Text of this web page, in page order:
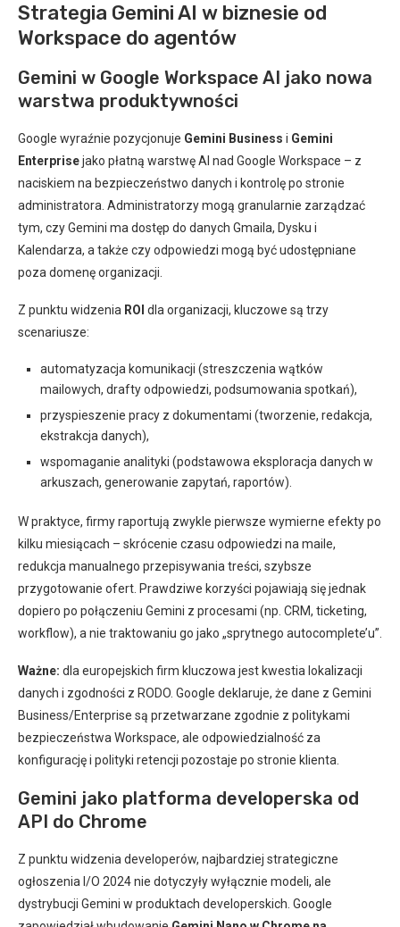
Strategia Gemini AI w biznesie od
Workspace do agentów
Gemini w Google Workspace AI jako nowa
warstwa produktywności
Google wyraźnie pozycjonuje Gemini Business i Gemini
Enterprisejako płatną warstwę AI nad Google Workspace – z
naciskiem na bezpieczeństwo danych i kontrolę po stronie
administratora. Administratorzy mogą granularnie zarządzać
tym, czy Gemini ma dostęp do danych Gmaila, Dysku i
Kalendarza, a także czy odpowiedzi mogą być udostępniane
poza domenę organizacji.
Z punktu widzenia ROI dla organizacji, kluczowe są trzy
scenariusze:
automatyzacja komunikacji (streszczenia wątków
mailowych, drafty odpowiedzi, podsumowania spotkań),
przyspieszenie pracy z dokumentami (tworzenie, redakcja,
ekstrakcja danych),
wspomaganie analityki (podstawowa eksploracja danych w
arkuszach, generowanie zapytań, raportów).
W praktyce, firmy raportują zwykle pierwsze wymierne efekty po
kilku miesiącach – skrócenie czasu odpowiedzi na maile,
redukcja manualnego przepisywania treści, szybsze
przygotowanie ofert. Prawdziwe korzyści pojawiają się jednak
dopiero po połączeniu Gemini z procesami (np. CRM, ticketing,
workflow), a nie traktowaniu go jako „sprytnego autocomplete’u”.
Ważne: dla europejskich firm kluczowa jest kwestia lokalizacji
danych i zgodności z RODO. Google deklaruje, że dane z Gemini
Business/Enterprise są przetwarzane zgodnie z politykami
bezpieczeństwa Workspace, ale odpowiedzialność za
konfigurację i polityki retencji pozostaje po stronie klienta.
Gemini jako platforma developerska od
API do Chrome
Z punktu widzenia developerów, najbardziej strategiczne
ogłoszenia I/O 2024 nie dotyczyły wyłącznie modeli, ale
dystrybucji Gemini w produktach developerskich. Google